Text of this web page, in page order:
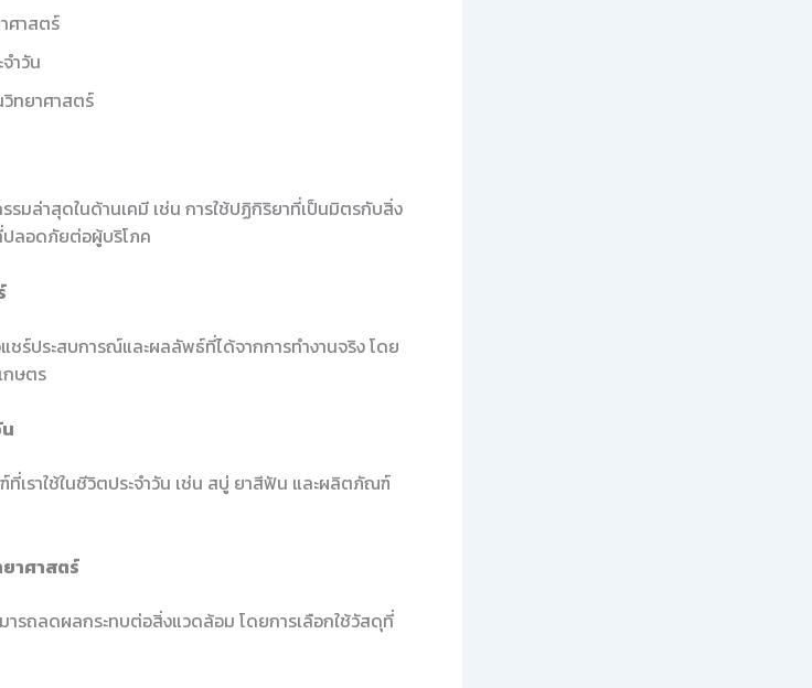
ศาสตร์
ำวัน
ทยาศาสตร์
รมล่าสุดในด้านเคมี เช่น การใช้ปฏิกิริยาที่เป็นมิตรกับสิ่ง
ปลอดภัยต่อผู้บริโภค
ชร์ประสบการณ์และผลลัพธ์ที่ได้จากการทำงานจริง โดย
กษตร
เราใช้ในชีวิตประจำวัน เช่น สบู่ ยาสีฟัน และผลิตภัณฑ์
าศาสตร์
ารถลดผลกระทบต่อสิ่งแวดล้อม โดยการเลือกใช้วัสดุที่